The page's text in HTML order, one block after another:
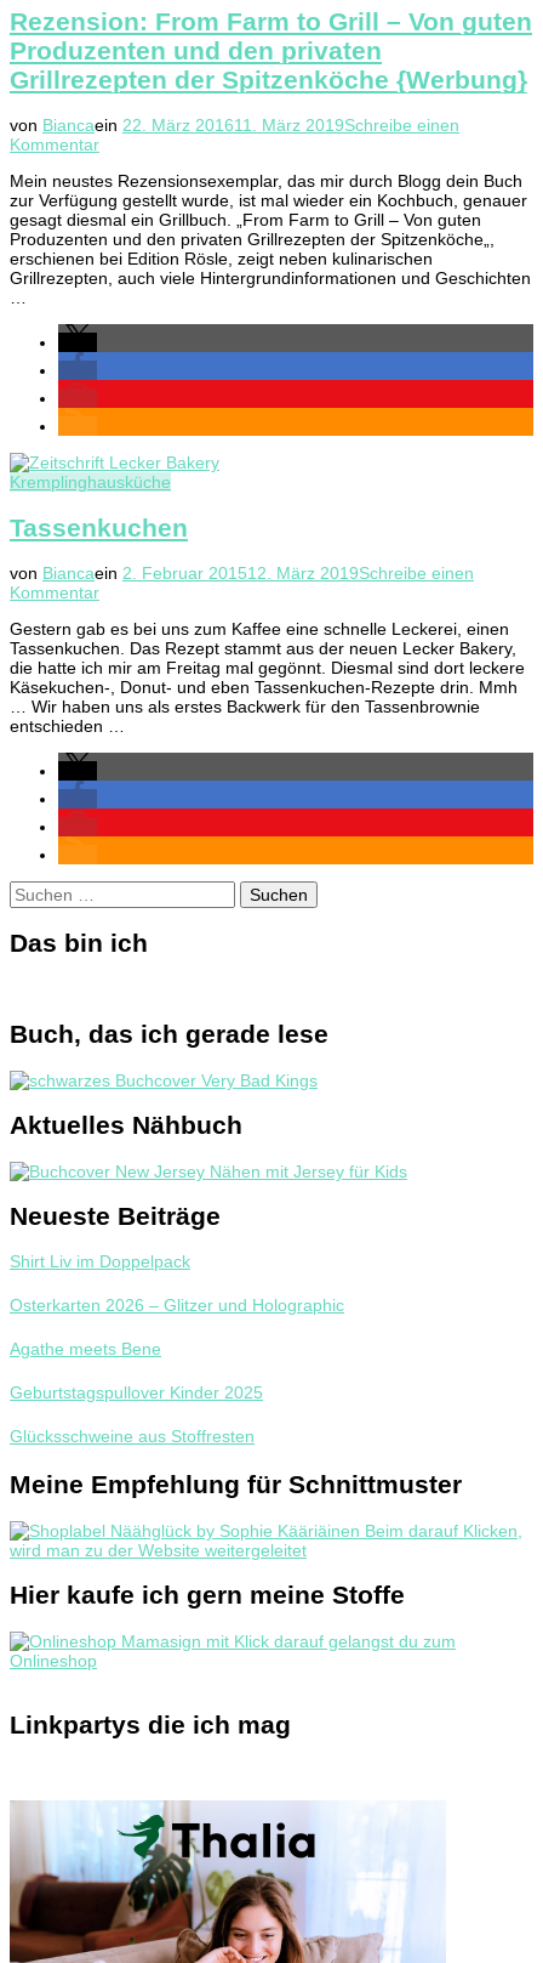
Rezension: From Farm to Grill – Von guten
Produzenten und den privaten
Grillrezepten der Spitzenköche {Werbung}
von Biancaein 22. März 201611. März 2019Schreibe einen
Kommentarzu
From
Farm
to
Grill
–
Von
den
privaten
Spitzenköche
{Werbung}
Mein neustes Rezensionsexemplar, das mir durch Blogg dein Buch
zur Verfügung gestellt wurde, ist mal wieder ein Kochbuch, genauer
gesagt diesmal ein Grillbuch. „From Farm to Grill – Von guten
Produzenten und den privaten Grillrezepten der Spitzenköche„,
erschienen bei Edition Rösle, zeigt neben kulinarischen
Grillrezepten, auch viele Hintergrundinformationen und Geschichten
Kremplinghausküche
Tassenkuchen
von Biancaein 2. Februar 201512. März 2019Schreibe einen
Kommentarzu
Gestern gab es bei uns zum Kaffee eine schnelle Leckerei, einen
Tassenkuchen. Das Rezept stammt aus der neuen Lecker Bakery,
die hatte ich mir am Freitag mal gegönnt. Diesmal sind dort leckere
Käsekuchen-, Donut- und eben Tassenkuchen-Rezepte drin. Mmh
… Wir haben uns als erstes Backwerk für den Tassenbrownie
entschieden …
Suchen
nach:
Das bin ich
Buch, das ich gerade lese
Aktuelles Nähbuch
Neueste Beiträge
Shirt Liv im Doppelpack
Osterkarten 2026 – Glitzer und Holographic
Agathe meets Bene
Geburtstagspullover Kinder 2025
Glücksschweine aus Stoffresten
Meine Empfehlung für Schnittmuster
Hier kaufe ich gern meine Stoffe
Linkpartys die ich mag